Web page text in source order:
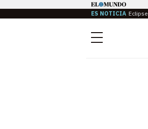
ES NOTICIA Eclipse
Menú